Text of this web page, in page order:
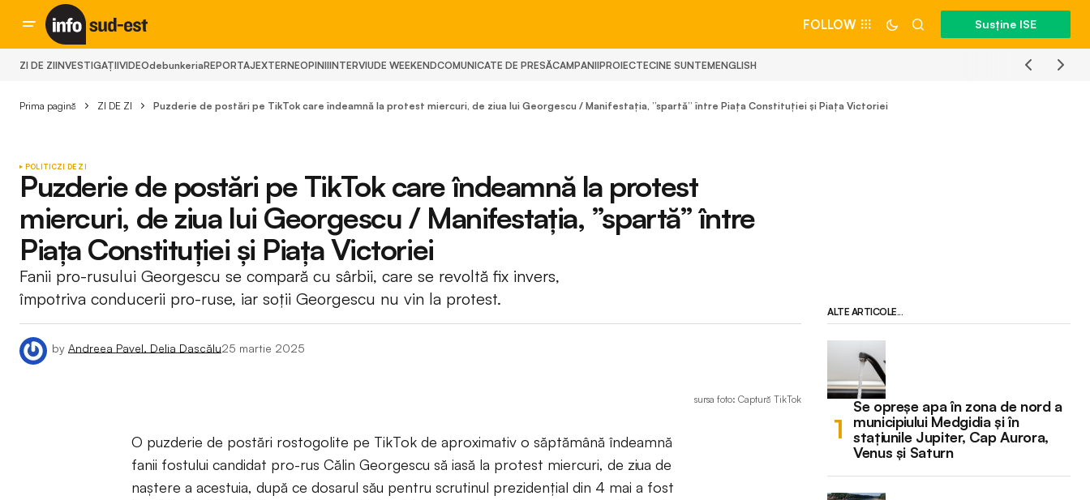
FOLLOW Susține ISE
ZI DE ZIINVESTIGAȚIIVIDEOdebunkeriaREPORTAJEXTERNEOPINIIINTERVIUDE WEEKENDCOMUNICATE DE PRESĂCAMPANIIPROIECTECINE SUNTEMENGLISH
Prima pagină ZI DE ZI Puzderie de postări pe TikTok care îndeamnă la protest miercuri, de ziua lui Georgescu / Manifestația, ”spartă” între Piața Constituției și Piața Victoriei
POLITICZI DE ZI
Puzderie de postări pe TikTok care îndeamnă la protest
miercuri, de ziua lui Georgescu / Manifestația, ”spartă” între
Piața Constituției și Piața Victoriei
Fanii pro-rusului Georgescu se compară cu sârbii, care se revoltă fix invers,
împotriva conducerii pro-ruse, iar soții Georgescu nu vin la protest.
by Andreea Pavel, Delia Dascălu25 martie 2025
sursa foto: Captură TikTok
O puzderie de postări rostogolite pe TikTok de aproximativ o săptămână îndeamnă
fanii fostului candidat pro-rus Călin Georgescu să iasă la protest miercuri, de ziua de
naștere a acestuia, după ce dosarul său pentru scrutinul prezidențial din 4 mai a fost
ALTE ARTICOLE...
Se opreșe apa în zona de nord a
municipiului Medgidia și în
stațiunile Jupiter, Cap Aurora,
Venus și Saturn